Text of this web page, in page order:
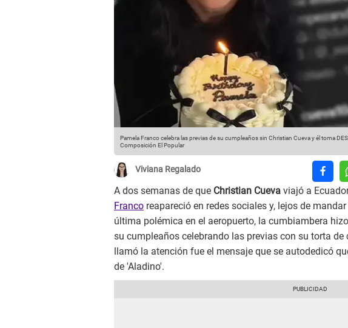
Pamela Franco celebra las previas de su cumpleaños sin Christian Cueva y él toma
Composición El Popular
Viviana Regalado
A dos semanas de que Christian Cueva viajó a
Franco reapareció en redes sociales y, lejos de
última polémica en el aeropuerto, la cumbiambera
su cumpleaños celebrando las previas con su torta
llamó la atención fue el mensaje que se autodedicó
de 'Aladino'.